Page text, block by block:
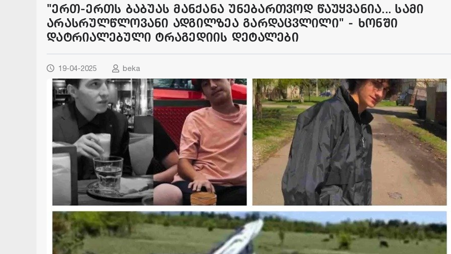
"ერთ-ერთს ბაბუას მანქანა უნებართვოდ წაუყვანია... სამი
არასრულწლოვანი ადგილზეა გარდაცვლილი" - ხონში
დატრიალებული ტრაგედიის დეტალები
19-04-2025 beka